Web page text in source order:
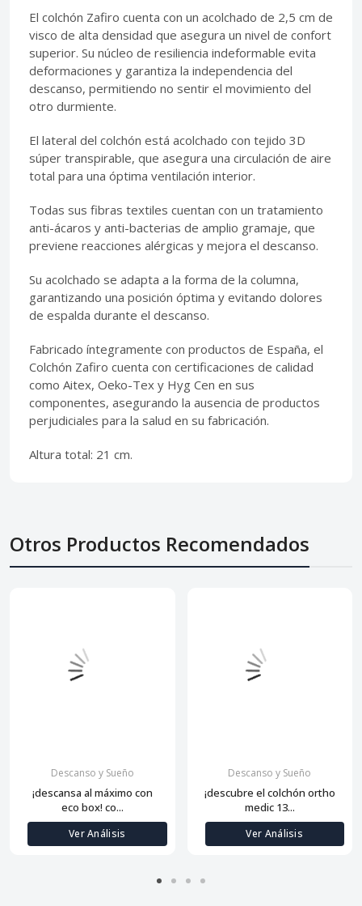
El colchón Zafiro cuenta con un acolchado de 2,5 cm de
visco de alta densidad que asegura un nivel de confort
superior. Su núcleo de resiliencia indeformable evita
deformaciones y garantiza la independencia del
descanso, permitiendo no sentir el movimiento del
otro durmiente.
El lateral del colchón está acolchado con tejido 3D
súper transpirable, que asegura una circulación de aire
total para una óptima ventilación interior.
Todas sus fibras textiles cuentan con un tratamiento
anti-ácaros y anti-bacterias de amplio gramaje, que
previene reacciones alérgicas y mejora el descanso.
Su acolchado se adapta a la forma de la columna,
garantizando una posición óptima y evitando dolores
de espalda durante el descanso.
Fabricado íntegramente con productos de España, el
Colchón Zafiro cuenta con certificaciones de calidad
como Aitex, Oeko-Tex y Hyg Cen en sus
componentes, asegurando la ausencia de productos
perjudiciales para la salud en su fabricación.
Altura total: 21 cm.
Otros Productos Recomendados
Descanso y Sueño
¡descansa al máximo con
eco box! co...
Ver Análisis
Descanso y Sueño
¡descubre el colchón ortho
medic 13...
Ver Análisis